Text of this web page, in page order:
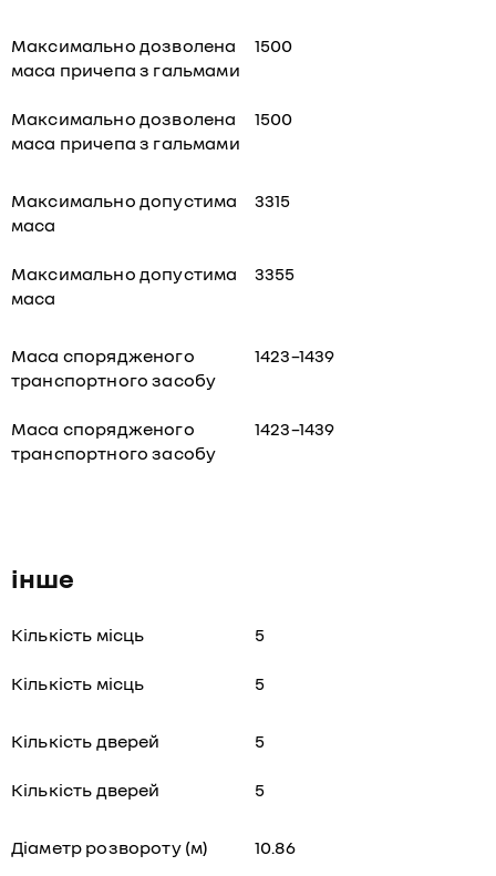
Максимально дозволена
маса причепа з гальмами
1500
Максимально дозволена
маса причепа з гальмами
1500
Максимально допустима
маса
3315
Максимально допустима
маса
3355
Маса спорядженого
транспортного засобу
1423–1439
Маса спорядженого
транспортного засобу
1423–1439
інше
Кількість місць 5
Кількість місць 5
Кількість дверей 5
Кількість дверей 5
Діаметр розвороту (м) 10.86